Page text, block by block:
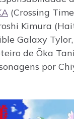
(Crossing
Kimura
Galaxy Tylor,
de Ōka
por